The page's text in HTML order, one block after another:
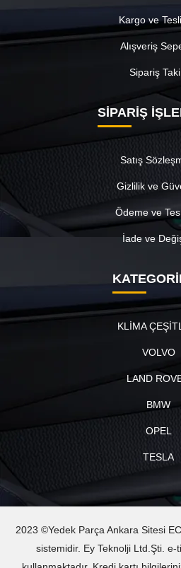
Kargo ve
Alışveriş
Sipariş
SİPARİŞ
Satış
Gizlilik ve
Ödeme ve
İade ve
KLİMA
VOLVO
LAND
BMW
OPEL
TESLA
2023 ©Yedek Parça Ankara Sitesi
sistemidir. Ey Teknolji Ltd.Şti. e-